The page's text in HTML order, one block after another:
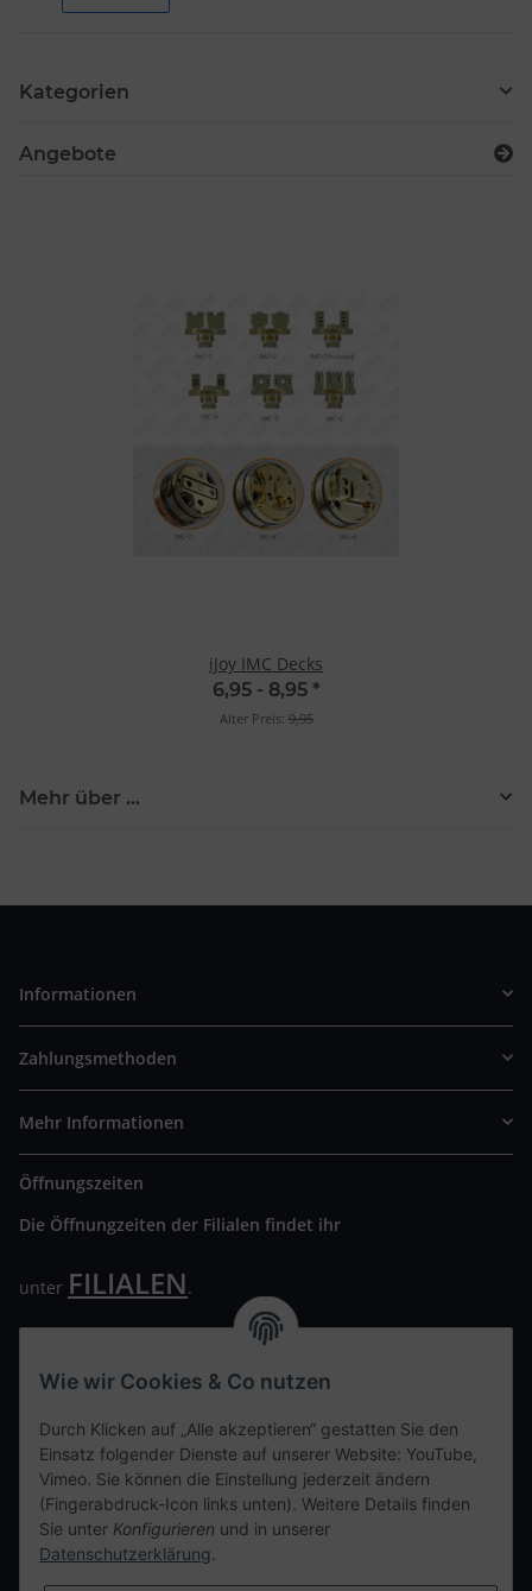
Kategorien
Angebote
iJoy IMC Decks
6,95 - 8,95 *
Alter Preis: 9,95
Mehr über ...
Informationen
Zahlungsmethoden
Mehr Informationen
Öffnungszeiten
Die Öffnungzeiten der Filialen findet ihr
unter FILIALEN.
Wir freuen uns auf Euren Besuch. Bitte beachtet die
Kontaktdaten
tweet
teilen
Wie wir Cookies & Co nutzen
Durch Klicken auf „Alle akzeptieren“ gestatten Sie den
Einsatz folgender Dienste auf unserer Website: YouTube,
Vimeo. Sie können die Einstellung jederzeit ändern
(Fingerabdruck-Icon links unten). Weitere Details finden
Sie unter Konfigurieren und in unserer
Datenschutzerklärung.